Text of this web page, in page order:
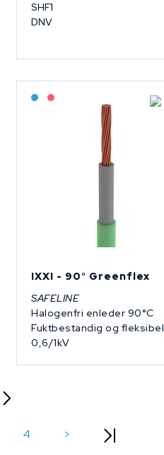
SHF1
DNV
Bestilling: 2-3 uker
IXXI - 90° Greenflex
SAFELINE
Halogenfri enleder 90°C
Fuktbestandig og fleksibel
0,6/1kV
4 >